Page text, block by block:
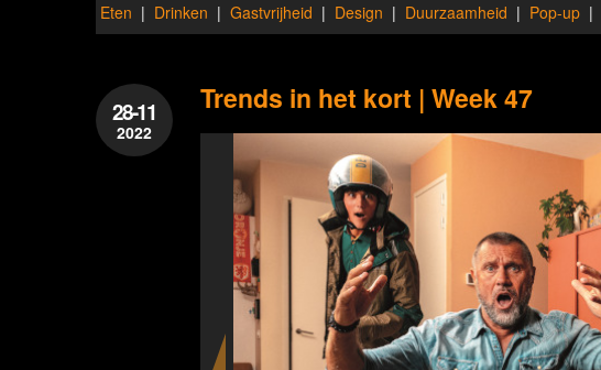
Eten Drinken Gastvrijheid Design Duurzaamheid Pop-up
28-11
2022
Trends in het kort | Week 47